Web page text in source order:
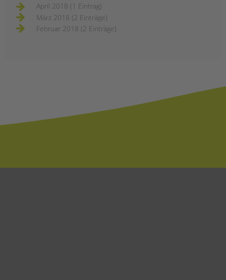
April 2018 (1 Eintrag)
März 2018 (2 Einträge)
Februar 2018 (2 Einträge)